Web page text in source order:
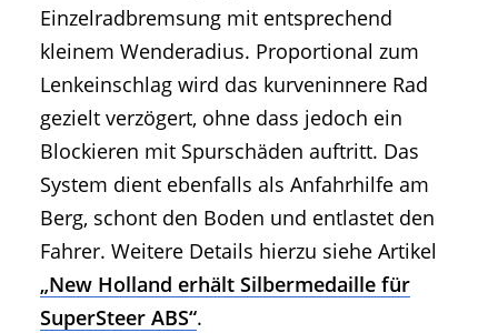
Einzelradbremsung mit entsprechend
kleinem Wenderadius. Proportional zum
Lenkeinschlag wird das kurveninnere Rad
gezielt verzögert, ohne dass jedoch ein
Blockieren mit Spurschäden auftritt. Das
System dient ebenfalls als Anfahrhilfe am
Berg, schont den Boden und entlastet den
Fahrer. Weitere Details hierzu siehe Artikel
„New Holland erhält Silbermedaille für
SuperSteer ABS“.